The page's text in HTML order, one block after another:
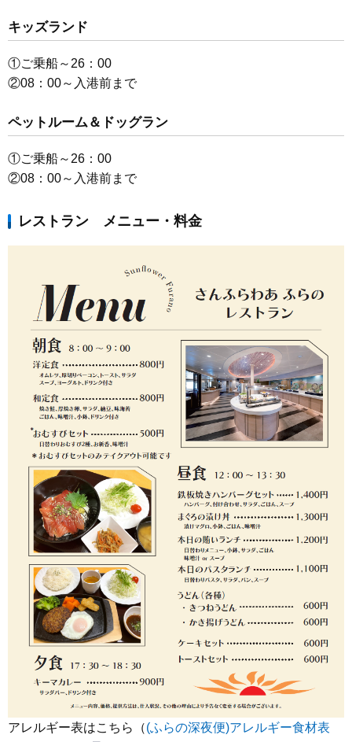
キッズランド
①ご乗船～26：00
②08：00～入港前まで
ペットルーム＆ドッグラン
①ご乗船～26：00
②08：00～入港前まで
レストラン メニュー・料金
アレルギー表はこちら（(ふらの深夜便)アレルギー食材表